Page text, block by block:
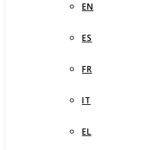
EN
ES
FR
IT
EL